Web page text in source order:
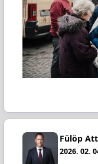
Fülöp
2026. 02.